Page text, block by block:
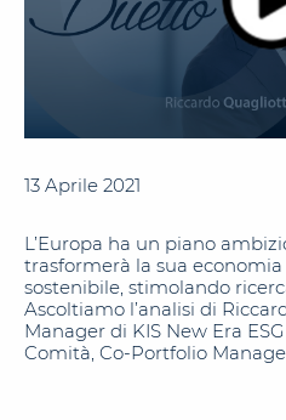
13 Aprile 2021
L’Europa ha un piano
trasformerà la sua
sostenibile, stimolando
Ascoltiamo l’analisi di
Manager di KIS New Era
Comità, Co-Portfolio